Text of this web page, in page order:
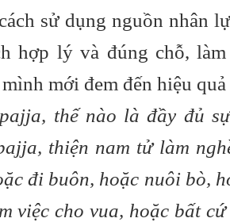
sử dụng nguồn nhân
hợp lý và đúng chỗ,
mới đem đến hiệu quả
thế nào là đầy đủ
thiện nam tử làm
đi buôn, hoặc nuôi bò,
việc cho vua, hoặc bất